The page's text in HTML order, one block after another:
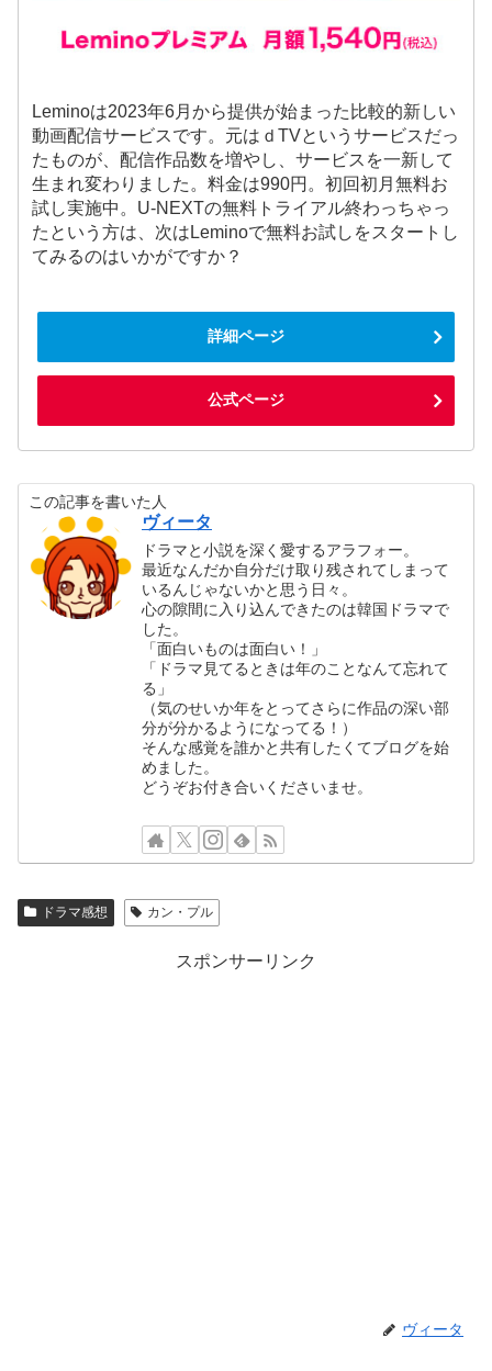
Leminoは2023年6月から提供が始まった比較的新しい
動画配信サービスです。元はｄTVというサービスだっ
たものが、配信作品数を増やし、サービスを一新して
生まれ変わりました。料金は990円。初回初月無料お
試し実施中。U-NEXTの無料トライアル終わっちゃっ
たという方は、次はLeminoで無料お試しをスタートし
てみるのはいかがですか？
詳細ページ
公式ページ
この記事を書いた人
ヴィータ
ドラマと小説を深く愛するアラフォー。
最近なんだか自分だけ取り残されてしまって
いるんじゃないかと思う日々。
心の隙間に入り込んできたのは韓国ドラマで
した。
「面白いものは面白い！」
「ドラマ見てるときは年のことなんて忘れて
る」
（気のせいか年をとってさらに作品の深い部
分が分かるようになってる！）
そんな感覚を誰かと共有したくてブログを始
めました。
どうぞお付き合いくださいませ。
ドラマ感想 カン・プル
スポンサーリンク
ヴィータ